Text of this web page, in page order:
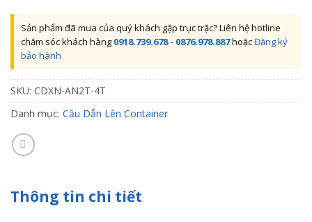
Sản phẩm đã mua của quý khách gặp trục trặc? Liên hệ hotline
chăm sóc khách hàng 0918.739.678 - 0876.978.887hoặcĐăng ký
bảo hành
SKU: CDXN-AN2T-4T
Danh mục: Cầu Dẫn Lên Container
Thông tin chi tiết